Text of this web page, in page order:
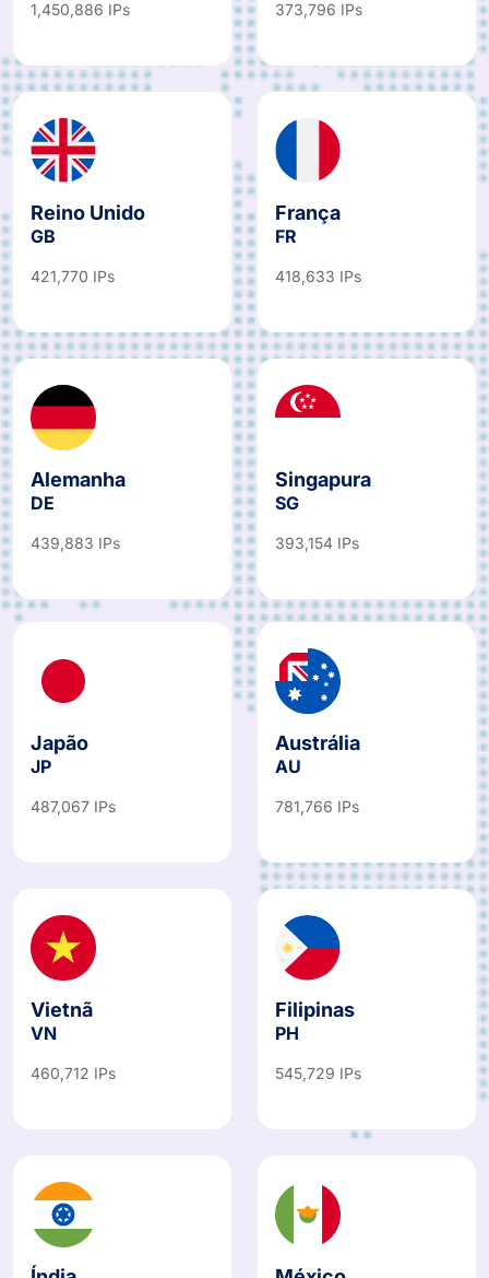
1,450,886 IPs 373,796 IPs
Reino Unido
GB
421,770 IPs
França
FR
418,633 IPs
Alemanha
DE
439,883 IPs
Singapura
SG
393,154 IPs
Japão
JP
487,067 IPs
Austrália
AU
781,766 IPs
Vietnã
VN
460,712 IPs
Filipinas
PH
545,729 IPs